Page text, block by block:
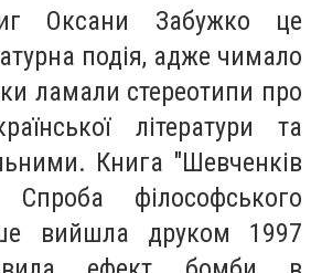
Оксани Забужко це
подія, адже чимало
ламали стереотипи про
літератури та
Книга "Шевченків
філософського
вийшла друком 1997